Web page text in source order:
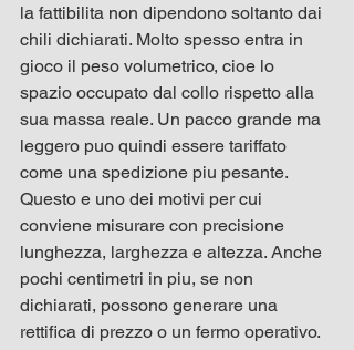
la fattibilita non dipendono soltanto dai
chili dichiarati. Molto spesso entra in
gioco il peso volumetrico, cioe lo
spazio occupato dal collo rispetto alla
sua massa reale. Un pacco grande ma
leggero puo quindi essere tariffato
come una spedizione piu pesante.
Questo e uno dei motivi per cui
conviene misurare con precisione
lunghezza, larghezza e altezza. Anche
pochi centimetri in piu, se non
dichiarati, possono generare una
rettifica di prezzo o un fermo operativo.